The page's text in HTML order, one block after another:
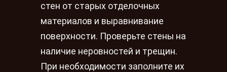
стен от старых отделочных
материалов и выравнивание
поверхности. Проверьте стены на
наличие неровностей и трещин.
При необходимости заполните их